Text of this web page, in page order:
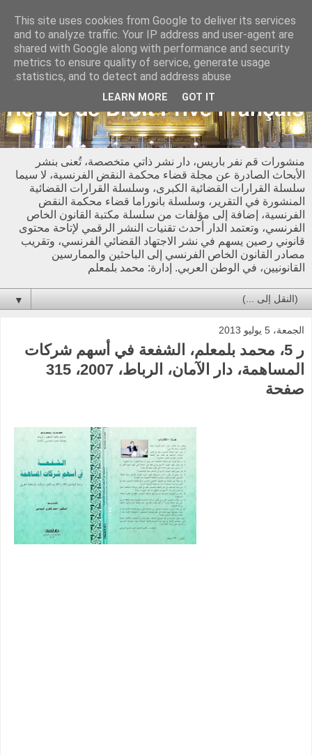
منشورات قم نفر باريس، دار نشر ذاتي متخصصة، تُعنى بنشر
الأبحاث الصادرة عن مجلة قضاء محكمة النقض الفرنسية، لا سيما
سلسلة القرارات القضائية الكبرى، وسلسلة القرارات القضائية
المنشورة في التقرير، وسلسلة بانوراما قضاء محكمة النقض
الفرنسية، إضافة إلى مؤلفات من سلسلة مكتبة القانون الخاص
الفرنسي، وتعتمد الدار أحدث تقنيات النشر الرقمي لإتاحة محتوى
قانوني رصين يسهم في نشر الاجتهاد القضائي الفرنسي، وتقريب
مصادر القانون الخاص الفرنسي إلى الباحثين والممارسين
القانونيين، في الوطن العربي. إدارة: محمد بلمعلم
▼
الجمعة، 5 يوليو 2013
ر 5، محمد بلمعلم، الشفعة في أسهم شركات
المساهمة، دار الآمان، الرباط، 2007، 315
صفحة
This site uses cookies from Google to deliver its services
and to analyze traffic. Your IP address and user-agent are
shared with Google along with performance and security
metrics to ensure quality of service, generate usage
statistics, and to detect and address abuse.
LEARN MORE GOT IT